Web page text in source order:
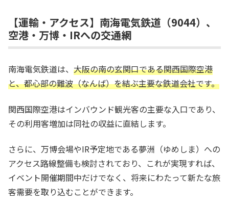
【運輸・アクセス】南海電気鉄道（9044）、
空港・万博・IRへの交通網
南海電気鉄道は、 大阪の南の玄関口である関西国際空港
と、都心部の難波（なんば）を結ぶ主要な鉄道会社です。
関西国際空港はインバウンド観光客の主要な入口であり、
その利用客増加は同社の収益に直結します。
さらに、万博会場やIR予定地である夢洲（ゆめしま）への
アクセス路線整備も検討されており、これが実現すれば、
イベント開催期間中だけでなく、将来にわたって新たな旅
客需要を取り込むことができます。